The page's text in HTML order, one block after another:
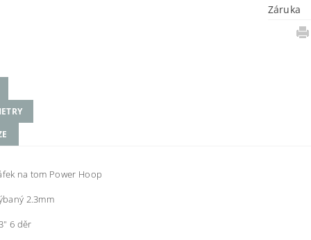
Záruka
na tom Power Hoop
2.3mm
6 děr